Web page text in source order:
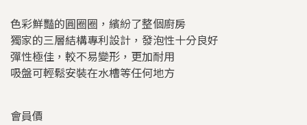
色彩鮮豔的圓圈圈，繽紛了整個廚房
獨家的三層結構專利設計，發泡性十分良好
彈性極佳，較不易變形，更加耐用
吸盤可輕鬆安裝在水槽等任何地方
會員價